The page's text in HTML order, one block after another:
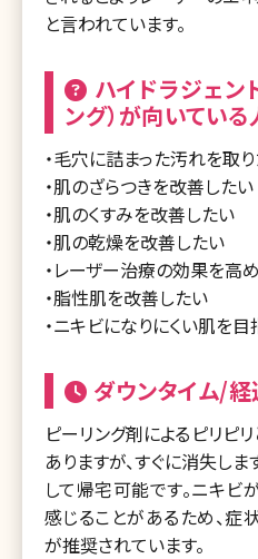
と言われています。
ハイドラジェン
ング）が向いている
・毛穴に詰まった汚れを取
・肌のざらつきを改善したい
・肌のくすみを改善したい
・肌の乾燥を改善したい
・レーザー治療の効果を高
・脂性肌を改善したい
・ニキビになりにくい肌を
ダウンタイム/経
ピーリング剤によるピリピ
ありますが、すぐに消失し
して帰宅可能です。ニキ
感じることがあるため、症
が推奨されています。